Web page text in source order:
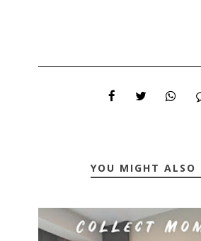
YOU MIGHT ALSO